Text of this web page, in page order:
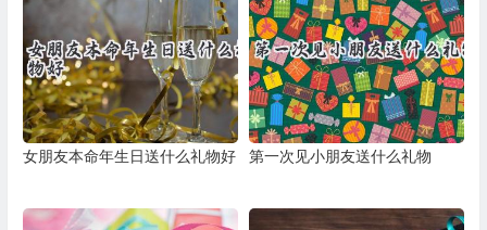
女朋友本命年生日送什么礼物好 第一次见小朋友送什么礼物